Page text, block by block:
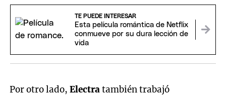
TE PUEDE INTERESAR
Esta película romántica de Netflix
conmueve por su dura lección de
vida
Por otro lado,Electratambién trabajó